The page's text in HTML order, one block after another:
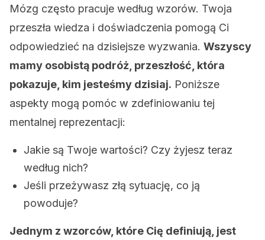
Mózg często pracuje według wzorów. Twoja
przeszła wiedza i doświadczenia pomogą Ci
odpowiedzieć na dzisiejsze wyzwania. Wszyscy
mamy osobistą podróż, przeszłość, która
pokazuje, kim jesteśmy dzisiaj. Poniższe
aspekty mogą pomóc w zdefiniowaniu tej
mentalnej reprezentacji:
Jakie są Twoje wartości? Czy żyjesz teraz
według nich?
Jeśli przeżywasz złą sytuację, co ją
powoduje?
Jednym z wzorców, które Cię definiują, jest